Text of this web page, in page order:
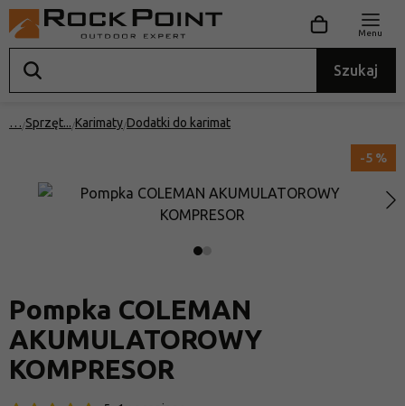
Szukaj
Menu
… Sprzęt Karimaty Dodatki do karimat
-5 %
Pompka COLEMAN
AKUMULATOROWY
KOMPRESOR